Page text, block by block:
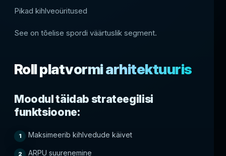
Pikad kihlveoüritused
See on tõelise spordi väärtuslik segment.
Roll platvormi arhitektuuris
Moodul täidab strateegilisi
funktsioone:
Maksimeerib kihlvedude käivet
ARPU suurenemine